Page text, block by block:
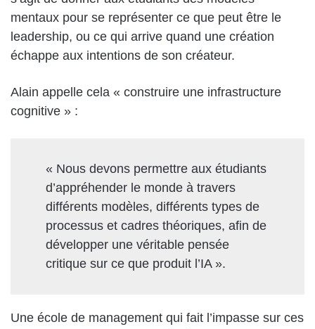
mentaux pour se représenter ce que peut être le
leadership, ou ce qui arrive quand une création
échappe aux intentions de son créateur.
Alain appelle cela « construire une infrastructure
cognitive » :
« Nous devons permettre aux étudiants
d’appréhender le monde à travers
différents modèles, différents types de
processus et cadres théoriques, afin de
développer une véritable pensée
critique sur ce que produit l’IA ».
Une école de management qui fait l’impasse sur ces